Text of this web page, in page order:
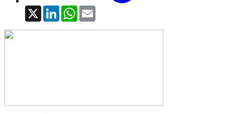
X LinkedInWhatsApp